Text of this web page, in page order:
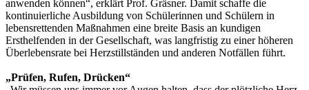
anwenden können“, erklärt Prof. Gräsner. Damit schaffe die
kontinuierliche Ausbildung von Schülerinnen und Schülern in
lebensrettenden Maßnahmen eine breite Basis an kundigen
Ersthelfenden in der Gesellschaft, was langfristig zu einer höheren
Überlebensrate bei Herzstillständen und anderen Notfällen führt.
„Prüfen, Rufen, Drücken“